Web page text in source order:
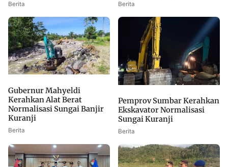
Berita Berita
Gubernur Mahyeldi
Kerahkan Alat Berat
Normalisasi Sungai Banjir
Kuranji
Berita
Pemprov Sumbar Kerahkan
Ekskavator Normalisasi
Sungai Kuranji
Berita